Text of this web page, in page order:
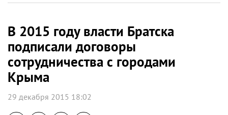
В 2015 году власти Братска
подписали договоры
сотрудничества с городами
Крыма
29 декабря 2015 18:02